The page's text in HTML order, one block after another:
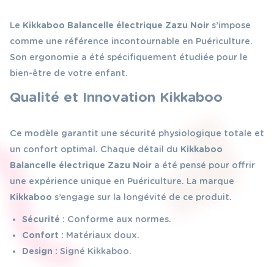
Le Kikkaboo Balancelle électrique Zazu Noir s’impose
comme une référence incontournable en Puériculture.
Son ergonomie a été spécifiquement étudiée pour le
bien-être de votre enfant.
Qualité et Innovation Kikkaboo
Ce modèle garantit une sécurité physiologique totale et
un confort optimal. Chaque détail du Kikkaboo
Balancelle électrique Zazu Noir a été pensé pour offrir
une expérience unique en Puériculture. La marque
Kikkaboo s’engage sur la longévité de ce produit.
Sécurité : Conforme aux normes.
Confort : Matériaux doux.
Design : Signé Kikkaboo.